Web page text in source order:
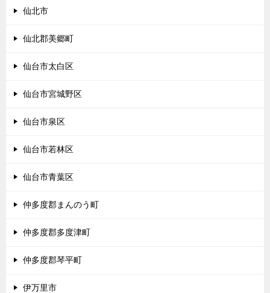
仙北市
仙北郡美郷町
仙台市太白区
仙台市宮城野区
仙台市泉区
仙台市若林区
仙台市青葉区
仲多度郡まんのう町
仲多度郡多度津町
仲多度郡琴平町
伊万里市